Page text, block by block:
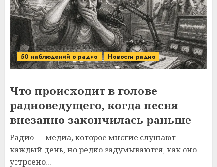
50 наблюдений о радио Новости радио
Что происходит в голове
радиоведущего, когда песня
внезапно закончилась раньше
Радио — медиа, которое многие слушают
каждый день, но редко задумываются, как оно
устроено...